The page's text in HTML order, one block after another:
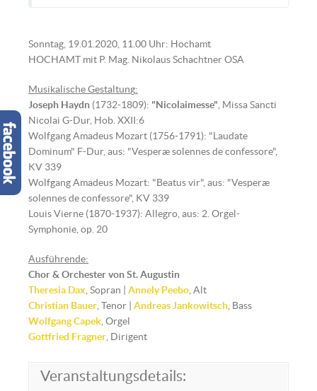
Sonntag, 19.01.2020, 11.00 Uhr: Hochamt
HOCHAMT mit P. Mag. Nikolaus Schachtner OSA
Musikalische Gestaltung:
Joseph Haydn (1732-1809): "Nicolaimesse" , Missa Sancti
Nicolai G-Dur, Hob. XXII:6
Wolfgang Amadeus Mozart (1756-1791): "Laudate
Dominum" F-Dur, aus: "Vesperæ solennes de confessore",
KV 339
Wolfgang Amadeus Mozart: "Beatus vir", aus: "Vesperæ
solennes de confessore", KV 339
Louis Vierne (1870-1937): Allegro, aus: 2. Orgel-
Symphonie, op. 20
Ausführende:
Chor & Orchester von St. Augustin
Theresia Dax , Sopran | Annely Peebo , Alt
Christian Bauer , Tenor | Andreas Jankowitsch , Bass
Wolfgang Capek , Orgel
Gottfried Fragner , Dirigent
Veranstaltungsdetails: